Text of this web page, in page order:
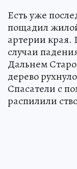
Есть уже
пощадил
артерии края.
случаи
Дальнем
дерево
Спасатели с
распилили